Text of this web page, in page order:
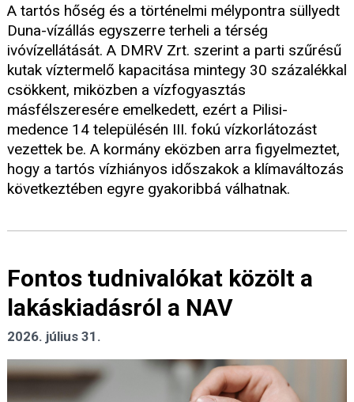
A tartós hőség és a történelmi mélypontra süllyedt
Duna-vízállás egyszerre terheli a térség
ivóvízellátását. A DMRV Zrt. szerint a parti szűrésű
kutak víztermelő kapacitása mintegy 30 százalékkal
csökkent, miközben a vízfogyasztás
másfélszeresére emelkedett, ezért a Pilisi-
medence 14 településén III. fokú vízkorlátozást
vezettek be. A kormány eközben arra figyelmeztet,
hogy a tartós vízhiányos időszakok a klímaváltozás
következtében egyre gyakoribbá válhatnak.
Fontos tudnivalókat közölt a
lakáskiadásról a NAV
2026. július 31.